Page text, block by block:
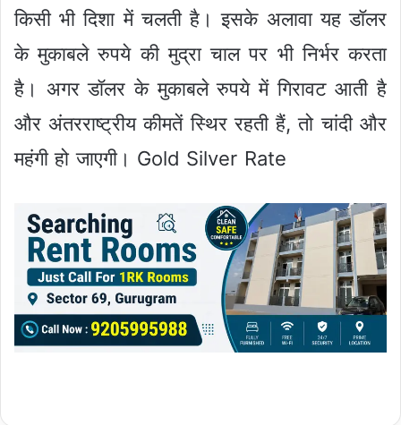
किसी भी दिशा में चलती है। इसके अलावा यह डॉलर
के मुकाबले रुपये की मुद्रा चाल पर भी निर्भर करता
है। अगर डॉलर के मुकाबले रुपये में गिरावट आती है
और अंतरराष्ट्रीय कीमतें स्थिर रहती हैं, तो चांदी और
महंगी हो जाएगी। Gold Silver Rate